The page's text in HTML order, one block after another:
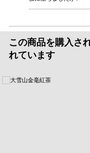
この商品を購入さ
れています